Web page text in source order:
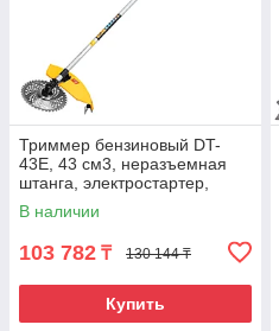
Триммер бензиновый DT-
43E, 43 см3, неразъемная
штанга, электростартер,
состоит из 2 частей Denzel
В наличии
103 782 ₸ 130 144 ₸
Купить